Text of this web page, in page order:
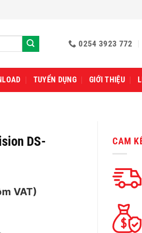
0254 3923 772
TUYỂN DỤNG GIỚI THIỆU
CAM
DS-
VAT)